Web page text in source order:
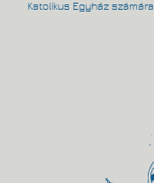
Katolikus Egyház számára.